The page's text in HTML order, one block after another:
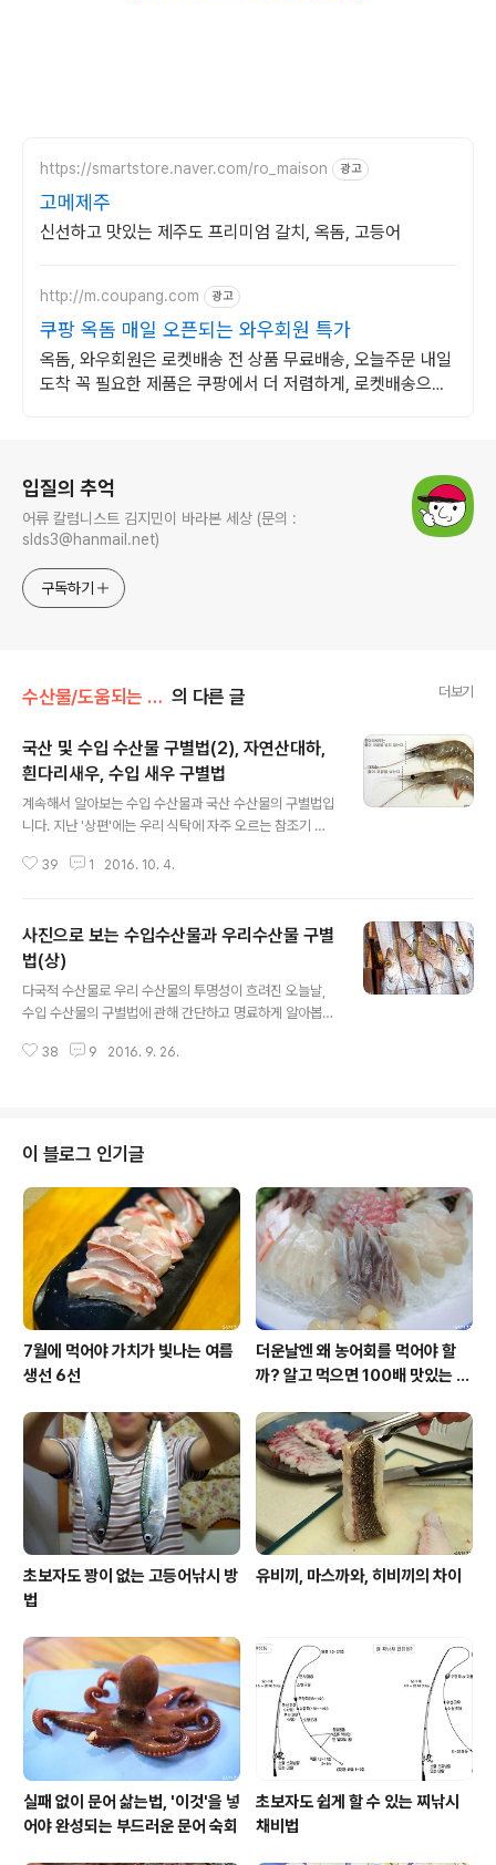
https://smartstore.naver.com/ro_maison 광고
고메제주
신선하고 맛있는 제주도 프리미엄 갈치, 옥돔, 고등어
http://m.coupang.com 광고
쿠팡 옥돔 매일 오픈되는 와우회원 특가
옥돔, 와우회원은 로켓배송 전 상품 무료배송, 오늘주문 내일
도착 꼭 필요한 제품은 쿠팡에서 더 저렴하게, 로켓배송으로
입질의 추억
어류 칼럼니스트 김지민이 바라본 세상 (문의 :
slds3@hanmail.net)
구독하기
수산물/도움되는 수산물 구별팁 의 다른 글 더보기
국산 및 수입 수산물 구별법(2), 자연산대하,
흰다리새우, 수입 새우 구별법
계속해서 알아보는 수입 수산물과 국산 수산물의 구별법입
니다. 지난 '상편'에는 우리 식탁에 자주 오르는 참조기 및
다. (관련 글 : 사진으로 보는 수입수산물과 우리수산물 구
개하는 편이 글의 집중도를 높일 것 같아 지금부터는 2편,
3편.....9편 식으로 연재하도록 하겠습니다. 먼저 오늘은 가
을에 빼놓을 수 없는 대하와 흰다리새우, 그리고 수입산 새
우의 특징에 관해 간략하게 알아봅니다. ■ 대하 외 새우류
국산 자연산 대하 국산 흰다리새우(양식) 양식산 흰다리새
우(위)와 자연산 대하(아래)의 뿔 비교 양식산 흰다리새우
39 1 2016. 10. 4.
사진으로 보는 수입수산물과 우리수산물 구별
법(상)
다국적 수산물로 우리 수산물의 투명성이 흐려진 오늘날,
수입 수산물의 구별법에 관해 간단하고 명료하게 알아봅니
는 조기, 부세, 갈치, 고등어, 참돔(도미), 황태로 구성하였
부르는 별칭입니다. ■ 참조기 및 부세 참조기의 측선(a) 참
조기의 다이아몬드형 유상돌기(b) 참조기의 꼬리(왼쪽)와
부세의 꼬리(오른쪽) 재래시장에 팔리는 원양산 수조기(민
어조기)와 아프리카산 긴가이석태(침조기) 원양산 수조기
(민어조기) 등이 검고 동공이 탁한 중국산 부세 #. 우리수
산물의 특징 - 참조기의 배는..
38 9 2016. 9. 26.
이 블로그 인기글
7월에 먹어야 가치가 빛나는 여름
생선 6선
더운날엔 왜 농어회를 먹어야 할
까? 알고 먹으면 100배 맛있는 농
초보자도 꽝이 없는 고등어낚시 방
법
유비끼, 마스까와, 히비끼의 차이
실패 없이 문어 삶는법, '이것'을 넣
어야 완성되는 부드러운 문어 숙회
초보자도 쉽게 할 수 있는 찌낚시
채비법